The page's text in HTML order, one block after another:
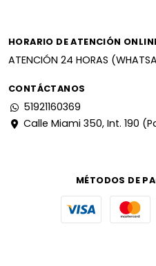
HORARIO DE ATENCIÓN
ATENCIÓN 24 HORAS
CONTÁCTANOS
51921160369
Calle Miami 350, Int. 190
MÉTODOS DE